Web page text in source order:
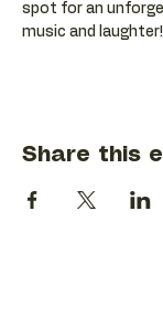
spot for an
music and laughter!
Share this